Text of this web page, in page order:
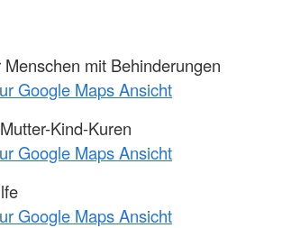
mit Behinderungen
Google Maps Ansicht
Kind-Kuren
Google Maps Ansicht
Google Maps Ansicht